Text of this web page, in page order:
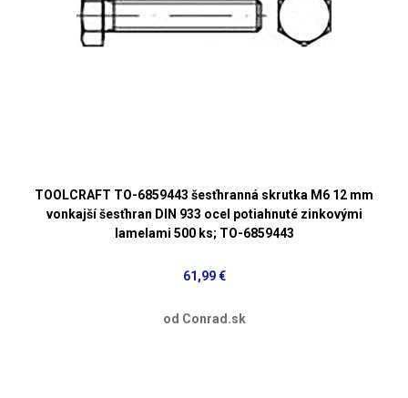
TOOLCRAFT TO-6859443 šesťhranná skrutka M6 12 mm
vonkajší šesťhran DIN 933 ocel potiahnuté zinkovými
lamelami 500 ks; TO-6859443
61,99 €
od Conrad.sk